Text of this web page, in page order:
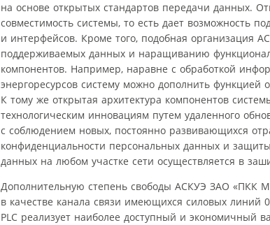
на основе открытых стандартов передачи данных.
совместимость системы, то есть дает возможность
и интерфейсов. Кроме того, подобная организация
поддерживаемых данных и наращиванию
компонентов. Например, наравне с обработкой
энергоресурсов систему можно дополнить функцией
К тому же открытая архитектура компонентов
технологическим инновациям путем удаленного
с соблюдением новых, постоянно развивающихся
конфиденциальности персональных данных и
данных на любом участке сети осуществляется в
Дополнительную степень свободы АСКУЭ ЗАО «ПКК
в качестве канала связи имеющихся силовых линий
PLC реализует наиболее доступный и экономичный